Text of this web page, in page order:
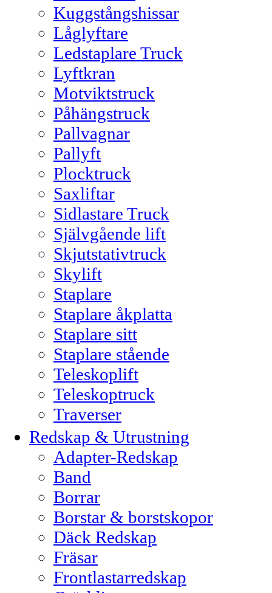
Kuggstångshissar
Låglyftare
Ledstaplare Truck
Lyftkran
Motviktstruck
Påhängstruck
Pallvagnar
Pallyft
Plocktruck
Saxliftar
Sidlastare Truck
Självgående lift
Skjutstativtruck
Skylift
Staplare
Staplare åkplatta
Staplare sitt
Staplare stående
Teleskoplift
Teleskoptruck
Traverser
Redskap & Utrustning
Adapter-Redskap
Band
Borrar
Borstar & borstskopor
Däck Redskap
Fräsar
Frontlastarredskap